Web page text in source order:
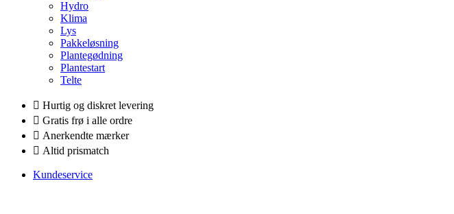
Hydro
Klima
Lys
Pakkeløsning
Plantegødning
Plantestart
Telte
Hurtig og diskret levering
Gratis frø i alle ordre
Anerkendte mærker
Altid prismatch
Kundeservice